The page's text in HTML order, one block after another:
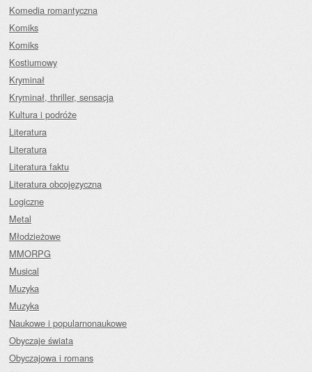
Komedia romantyczna
Komiks
Komiks
Kostiumowy
Kryminał
Kryminał, thriller, sensacja
Kultura i podróże
Literatura
Literatura
Literatura faktu
Literatura obcojęzyczna
Logiczne
Metal
Młodzieżowe
MMORPG
Musical
Muzyka
Muzyka
Naukowe i popularnonaukowe
Obyczaje świata
Obyczajowa i romans